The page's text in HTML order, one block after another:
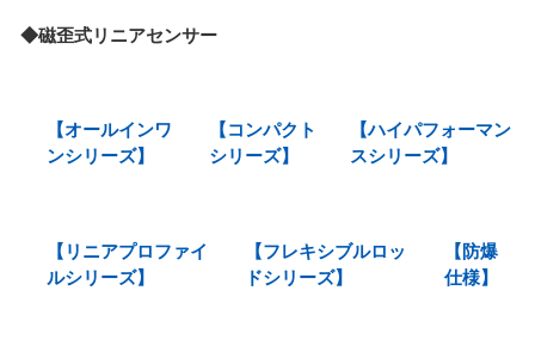
◆磁歪式リニアセンサー
【オールインワ
ンシリーズ】
【コンパクト
シリーズ】
【ハイパフォーマン
スシリーズ】
【リニアプロファイ
ルシリーズ】
【フレキシブルロッ
ドシリーズ】
【防爆
仕様】